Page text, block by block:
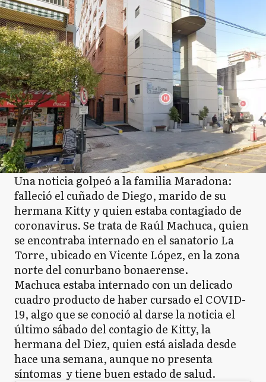
Una noticia golpeó a la familia Maradona:
falleció el cuñado de Diego, marido de su
hermana Kitty y quien estaba contagiado de
coronavirus. Se trata de Raúl Machuca, quien
se encontraba internado en el sanatorio La
Torre, ubicado en Vicente López, en la zona
norte del conurbano bonaerense.
Machuca estaba internado con un delicado
cuadro producto de haber cursado el COVID-
19, algo que se conoció al darse la noticia el
último sábado del contagio de Kitty, la
hermana del Diez, quien está aislada desde
hace una semana, aunque no presenta
síntomas y tiene buen estado de salud.